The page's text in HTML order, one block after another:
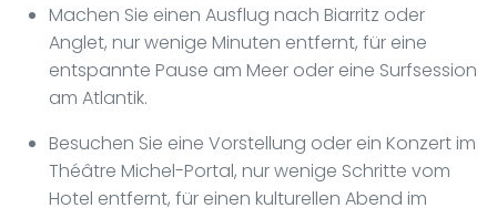
Machen Sie einen Ausflug nach Biarritz oder
Anglet, nur wenige Minuten entfernt, für eine
entspannte Pause am Meer oder eine Surfsession
am Atlantik.
Besuchen Sie eine Vorstellung oder ein Konzert im
Théâtre Michel-Portal, nur wenige Schritte vom
Hotel entfernt, für einen kulturellen Abend im